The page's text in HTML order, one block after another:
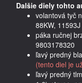
Dalšie diely tohto
volantová tyč
88KW, 11593J
páka ručnej
9803178320
ľavý predný
(tento diel je
ľavý predný